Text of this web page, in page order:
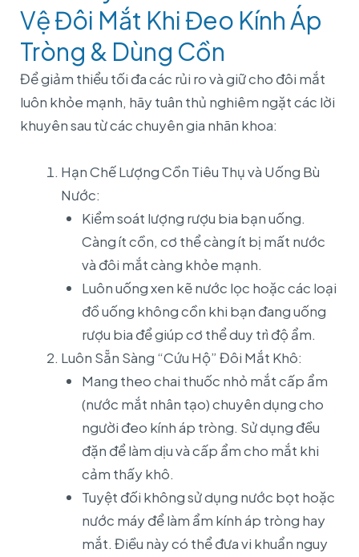
Vệ Đôi Mắt Khi Đeo Kính Áp
Tròng & Dùng Cồn
Để giảm thiểu tối đa các rủi ro và giữ cho đôi mắt
luôn khỏe mạnh, hãy tuân thủ nghiêm ngặt các lời
khuyên sau từ các chuyên gia nhãn khoa:
Hạn Chế Lượng Cồn Tiêu Thụ và Uống Bù
Nước:
Kiểm soát lượng rượu bia bạn uống.
Càng ít cồn, cơ thể càng ít bị mất nước
và đôi mắt càng khỏe mạnh.
Luôn uống xen kẽ nước lọc hoặc các loại
đồ uống không cồn khi bạn đang uống
rượu bia để giúp cơ thể duy trì độ ẩm.
Luôn Sẵn Sàng “Cứu Hộ” Đôi Mắt Khô:
Mang theo chai thuốc nhỏ mắt cấp ẩm
(nước mắt nhân tạo) chuyên dụng cho
người đeo kính áp tròng. Sử dụng đều
đặn để làm dịu và cấp ẩm cho mắt khi
cảm thấy khô.
Tuyệt đối không sử dụng nước bọt hoặc
nước máy để làm ẩm kính áp tròng hay
mắt. Điều này có thể đưa vi khuẩn nguy